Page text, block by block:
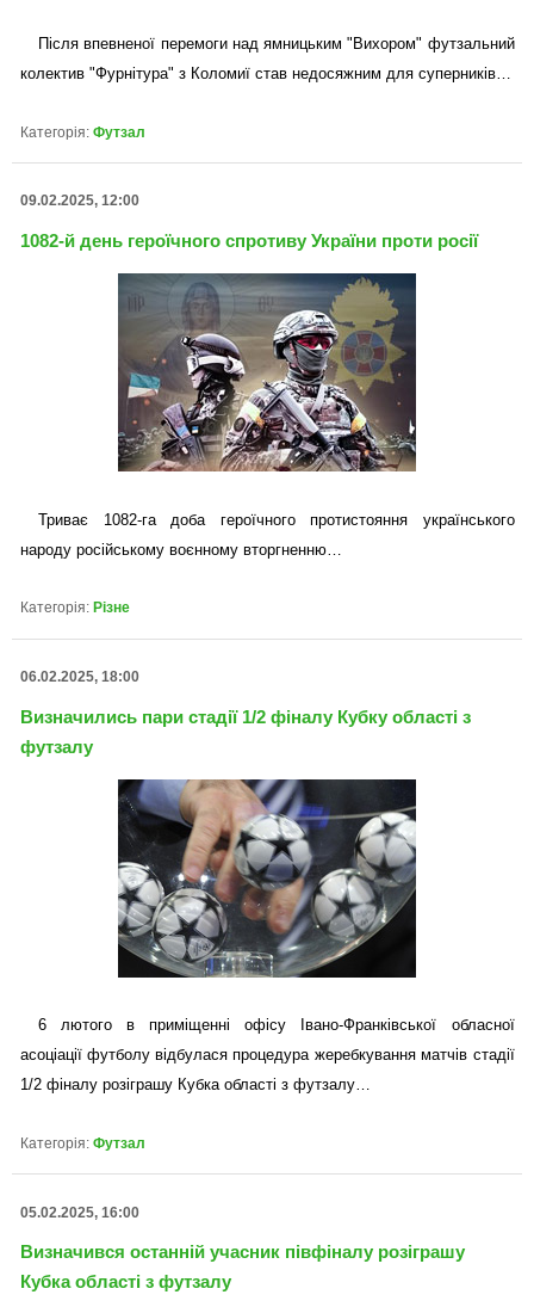
Після впевненої перемоги над ямницьким "Вихором" футзальний
колектив "Фурнітура" з Коломиї став недосяжним для суперників…
Категорія: Футзал
09.02.2025, 12:00
1082-й день героїчного спротиву України проти росії
Триває 1082-га доба героїчного протистояння українського
народу російському воєнному вторгненню…
Категорія: Різне
06.02.2025, 18:00
Визначились пари стадії 1/2 фіналу Кубку області з
футзалу
6 лютого в приміщенні офісу Івано-Франківської обласної
асоціації футболу відбулася процедура жеребкування матчів стадії
1/2 фіналу розіграшу Кубка області з футзалу…
Категорія: Футзал
05.02.2025, 16:00
Визначився останній учасник півфіналу розіграшу
Кубка області з футзалу